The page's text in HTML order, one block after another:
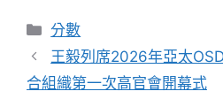
分
類
分數
王毅列席2026年亞太
合組織第一次高官會開幕式